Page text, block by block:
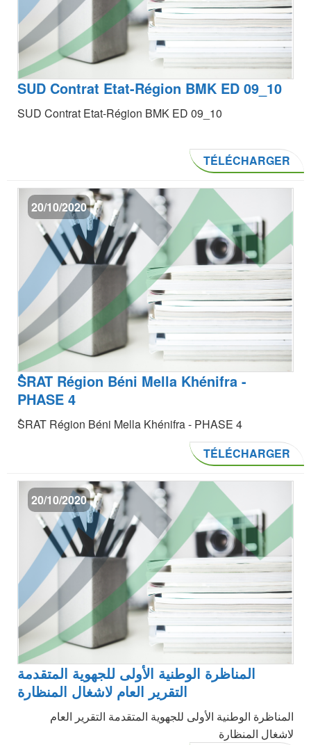
SUD Contrat Etat-Région BMK ED 09_10
SUD Contrat Etat-Région BMK ED 09_10
TÉLÉCHARGER
20/10/2020
ٌSRAT Région Béni Mella Khénifra -
PHASE 4
ٌSRAT Région Béni Mella Khénifra - PHASE 4
TÉLÉCHARGER
20/10/2020
المناظرة الوطنية الأولى للجهوية المتقدمة
التقرير العام لاشغال المنظارة
المناظرة الوطنية الأولى للجهوية المتقدمة التقرير العام
لاشغال المنظارة